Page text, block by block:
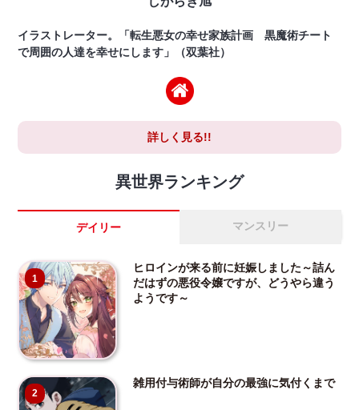
イラストレーター。「転生悪女の幸せ家族計画 黒魔術チート
で周囲の人達を幸せにします」（双葉社）
詳しく見る!!
異世界ランキング
デイリー マンスリー
1
ヒロインが来る前に妊娠しました～詰ん
だはずの悪役令嬢ですが、どうやら違う
ようです～
2
雑用付与術師が自分の最強に気付くまで